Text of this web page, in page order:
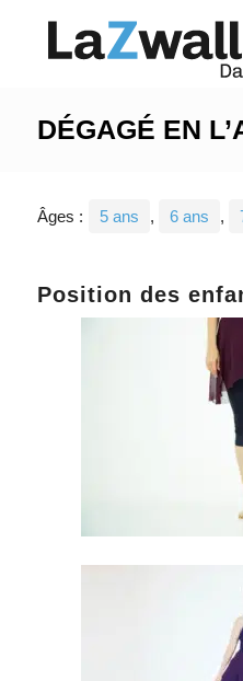
DÉGAGÉ EN
Âges : 5 ans , 6 ans ,
Position des